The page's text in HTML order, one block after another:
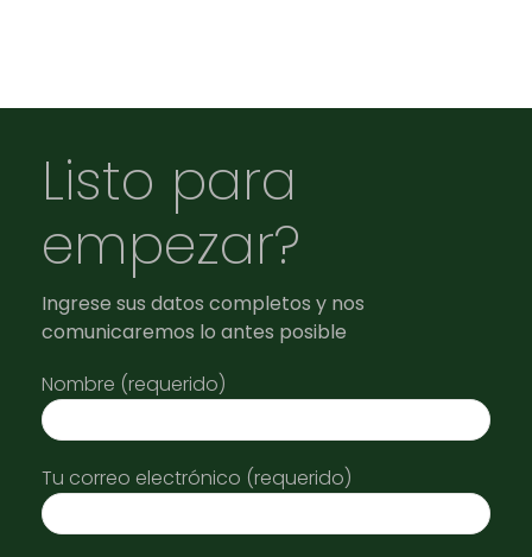
Listo para
empezar?
Ingrese sus datos completos y nos
comunicaremos lo antes posible
Nombre (requerido)
Tu correo electrónico (requerido)